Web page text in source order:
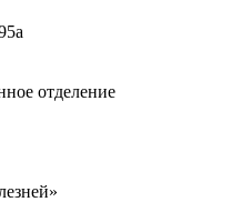
отделение